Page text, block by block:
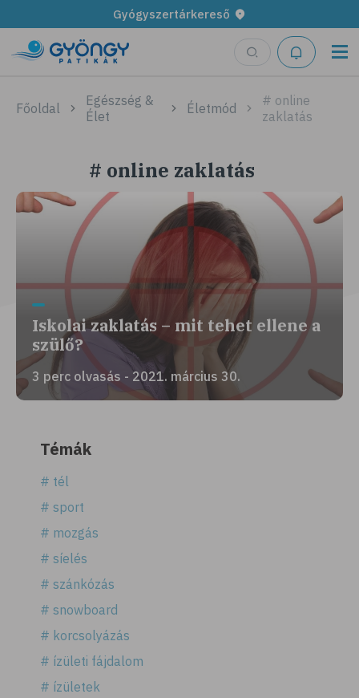
Gyógyszertárkereső
Főoldal
Egészség &
Élet
Életmód
# online
zaklatás
# online zaklatás
Iskolai zaklatás – mit tehet ellene a
szülő?
3 perc olvasás - 2021. március 30.
Témák
# tél
# sport
# mozgás
# síelés
# szánkózás
# snowboard
# korcsolyázás
# ízületi fájdalom
# ízületek